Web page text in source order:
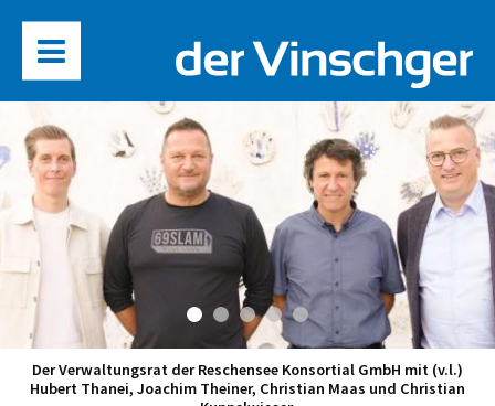
Der Verwaltungsrat der Reschensee Konsortial GmbH mit (v.l.)
Hubert Thanei, Joachim Theiner, Christian Maas und Christian